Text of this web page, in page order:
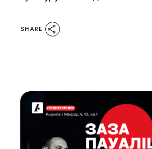
SHARE